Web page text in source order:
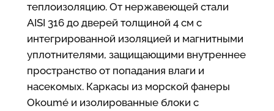
теплоизоляцию. От нержавеющей стали
AISI 316 до дверей толщиной 4 см с
интегрированной изоляцией и магнитными
уплотнителями, защищающими внутреннее
пространство от попадания влаги и
насекомых. Каркасы из морской фанеры
Okoumé и изолированные блоки с